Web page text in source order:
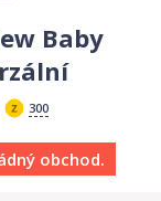
Baby
300
obchod.